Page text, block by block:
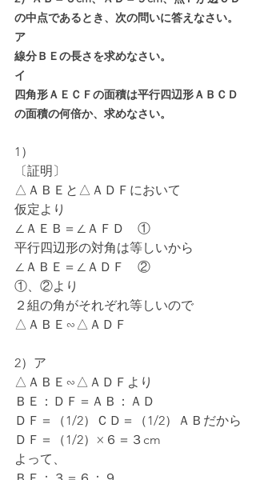
の中点であるとき、次の問いに答えなさい。
ア
線分ＢＥの長さを求めなさい。
イ
四角形ＡＥＣＦの面積は平行四辺形ＡＢＣＤ
の面積の何倍か、求めなさい。
1）
〔証明〕
△ＡＢＥと△ＡＤＦにおいて
仮定より
∠ＡＥＢ＝∠ＡＦＤ　①
平行四辺形の対角は等しいから
∠ＡＢＥ＝∠ＡＤＦ　②
①、②より
２組の角がそれぞれ等しいので
△ＡＢＥ∽△ＡＤＦ
2）ア
△ＡＢＥ∽△ＡＤＦより
ＢＥ：ＤＦ＝ＡＢ：ＡＤ
ＤＦ＝（1/2）ＣＤ＝（1/2）ＡＢだから
ＤＦ＝（1/2）×６＝３cm
よって、